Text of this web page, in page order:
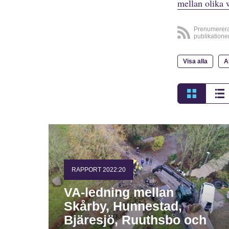
mellan olika
Visa alla
RAPPORT 2022:20
VA-ledning mellan
Skårby, Hunnestad,
Bjäresjö, Ruuthsbo och